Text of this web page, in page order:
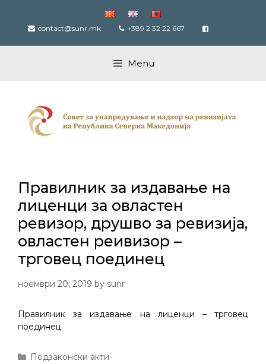
content contact@sunr.mk +389 2 32 22 667
Menu
Правилник за издавање на
лиценци за овластен
ревизор, друшво за ревизија,
овластен реивизор –
трговец поединец
ноември 20, 2019 by sunr
Правилник за издавање на лиценци – трговец
поединец
Categories
Подзаконски акти